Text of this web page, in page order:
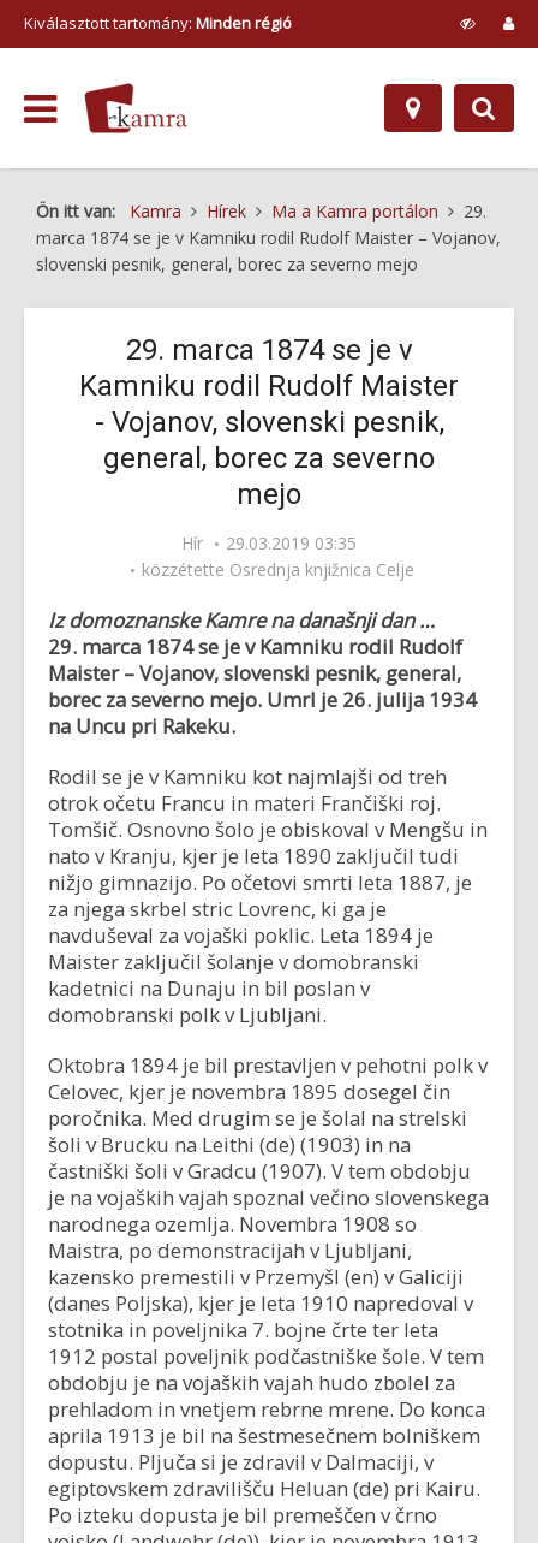
Kiválasztott tartomány: Minden régió
Ön itt van: Kamra Hírek Ma a Kamra portálon
29.
marca 1874 se je v Kamniku rodil Rudolf Maister – Vojanov,
slovenski pesnik, general, borec za severno mejo
29. marca 1874 se je v
Kamniku rodil Rudolf Maister
- Vojanov, slovenski pesnik,
general, borec za severno
mejo
Hír
29.03.2019 03:35
közzétette Osrednja knjižnica Celje
Iz domoznanske Kamre na današnji dan …
29. marca 1874 se je v Kamniku rodil Rudolf
Maister – Vojanov, slovenski pesnik, general,
borec za severno mejo. Umrl je 26. julija 1934
na Uncu pri Rakeku.
Rodil se je v Kamniku kot najmlajši od treh
otrok očetu Francu in materi Frančiški roj.
Tomšič. Osnovno šolo je obiskoval v Mengšu in
nato v Kranju, kjer je leta 1890 zaključil tudi
nižjo gimnazijo. Po očetovi smrti leta 1887, je
za njega skrbel stric Lovrenc, ki ga je
navduševal za vojaški poklic. Leta 1894 je
Maister zaključil šolanje v domobranski
kadetnici na Dunaju in bil poslan v
domobranski polk v Ljubljani.
Oktobra 1894 je bil prestavljen v pehotni polk v
Celovec, kjer je novembra 1895 dosegel čin
poročnika. Med drugim se je šolal na strelski
šoli v Brucku na Leithi (de) (1903) in na
častniški šoli v Gradcu (1907). V tem obdobju
je na vojaških vajah spoznal večino slovenskega
narodnega ozemlja. Novembra 1908 so
Maistra, po demonstracijah v Ljubljani,
kazensko premestili v Przemyšl (en) v Galiciji
(danes Poljska), kjer je leta 1910 napredoval v
stotnika in poveljnika 7. bojne črte ter leta
1912 postal poveljnik podčastniške šole. V tem
obdobju je na vojaških vajah hudo zbolel za
prehladom in vnetjem rebrne mrene. Do konca
aprila 1913 je bil na šestmesečnem bolniškem
dopustu. Pljuča si je zdravil v Dalmaciji, v
egiptovskem zdravilišču Heluan (de) pri Kairu.
Po izteku dopusta je bil premeščen v črno